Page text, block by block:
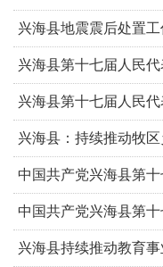
害隐患排查工作
兴海县地震震后处置
兴海县第十七届人民
兴海县第十七届人民
兴海县：持续推动牧
中国共产党兴海县第
中国共产党兴海县第
兴海县持续推动教育